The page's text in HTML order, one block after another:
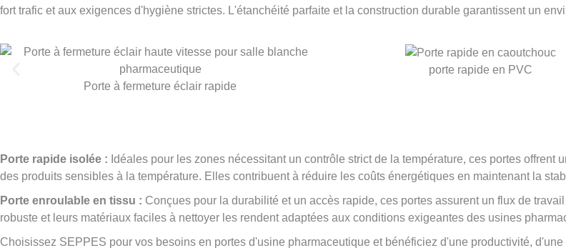
fort trafic et aux exigences d'hygiène strictes. L'étanchéité parfaite et la construction durable garantissent un
Porte à fermeture éclair rapide
porte rapide en PVC
Porte rapide isolée : Idéales pour les zones nécessitant un contrôle strict de la température, ces portes
des produits sensibles à la température. Elles contribuent à réduire les coûts énergétiques en maintenant la
Porte enroulable en tissu : Conçues pour la durabilité et un accès rapide, ces portes assurent un flux de
robuste et leurs matériaux faciles à nettoyer les rendent adaptées aux conditions exigeantes des usines
Choisissez SEPPES pour vos besoins en portes d'usine pharmaceutique et bénéficiez d'une productivité,